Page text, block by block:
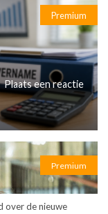
Premium
Plaats een reactie
Premium
over de nieuwe